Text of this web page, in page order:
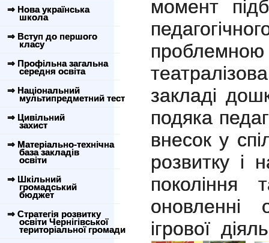
⇒ Нова українська
школа
⇒ Вступ до першого
класу
⇒ Профільна загальна
середня освіта
⇒ Національний
мультипредметний тест
⇒ Цивільний
захист
⇒ Матеріально-технічна
база закладів
освіти
⇒ Шкільний
громадський
бюджет
⇒ Стратегія розвитку
освіти Чернігівської
територіальної громади
момент
закладі
подяка
внесок у
розвитку і
покоління
оновленні
ігрової